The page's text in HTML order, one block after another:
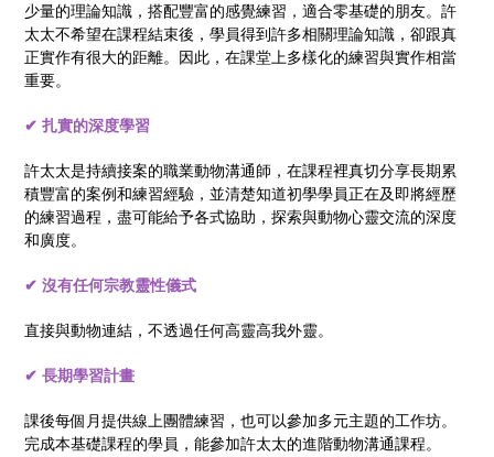
少量的理論知識，搭配豐富的感覺練習，適合零基礎的朋友。許
太太不希望在課程結束後，學員得到許多相關理論知識，卻跟真
正實作有很大的距離。因此，在課堂上多樣化的練習與實作相當
重要。
✔︎ 扎實的深度學習
許太太是持續接案的職業動物溝通師，在課程裡真切分享長期累
積豐富的案例和練習經驗，並清楚知道初學學員正在及即將經歷
的練習過程，盡可能給予各式協助，探索與動物心靈交流的深度
和廣度。
✔︎ 沒有任何宗教靈性儀式
直接與動物連結，不透過任何高靈高我外靈。
✔︎ 長期學習計畫
課後每個月提供線上團體練習，也可以參加多元主題的工作坊。
完成本基礎課程的學員，能參加許太太的進階動物溝通課程。